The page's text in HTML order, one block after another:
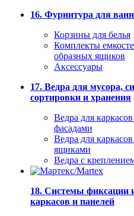
16. Фурнитура для
Корзины для белья
Комплекты
образных ящиков
Аксессуары
17. Ведра для мусора,
сортировки и хранения
Ведра для
фасадами
Ведра для
ящиками
Ведра с
18. Системы фиксации
каркасов и панелей